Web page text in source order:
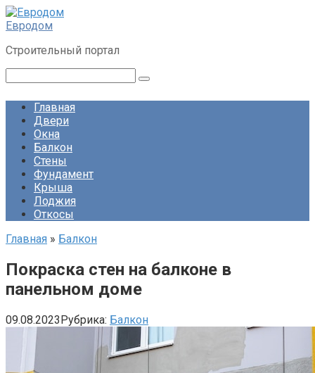
Перейти
к
Евродом
Строительный портал
Главная
Двери
Окна
Балкон
Стены
Фундамент
Крыша
Лоджия
Откосы
Главная » Балкон
Покраска стен на балконе в
панельном доме
09.08.2023Рубрика: Балкон